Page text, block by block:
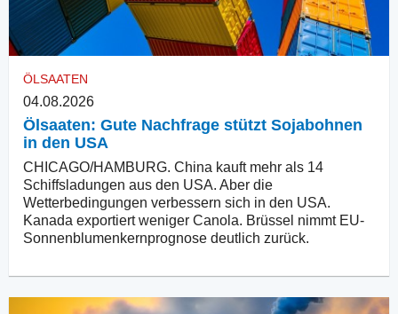
ÖLSAATEN
04.08.2026
Ölsaaten: Gute Nachfrage stützt Sojabohnen
in den USA
CHICAGO/HAMBURG. China kauft mehr als 14
Schiffsladungen aus den USA. Aber die
Wetterbedingungen verbessern sich in den USA.
Kanada exportiert weniger Canola. Brüssel nimmt EU-
Sonnenblumenkernprognose deutlich zurück.